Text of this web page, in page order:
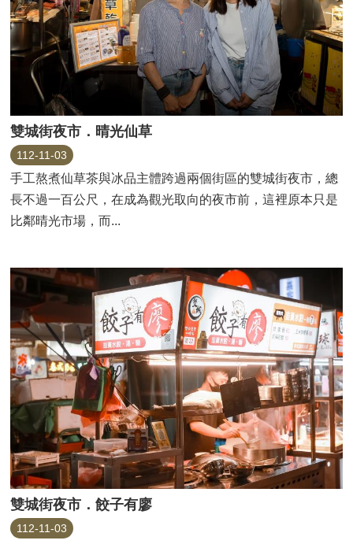
雙城街夜市．晴光仙草
112-11-03
手工熬煮仙草茶與冰品主體跨過兩個街區的雙城街夜市，總
長不過一百公尺，在成為觀光取向的夜市前，這裡原本只是
比鄰晴光市場，而...
雙城街夜市．餃子有廖
112-11-03